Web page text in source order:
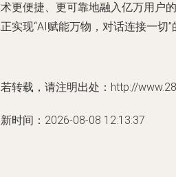
更便捷、更可靠地融入亿万用户
实现“AI赋能万物，对话连接一切”
转载，请注明出处：http://
时间：2026-08-08 12:13:37